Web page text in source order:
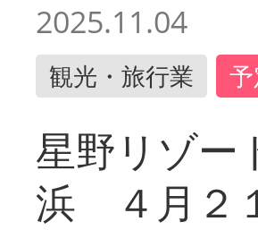
2025.11.04
観光・旅行業
星野リゾ
浜 ４月２